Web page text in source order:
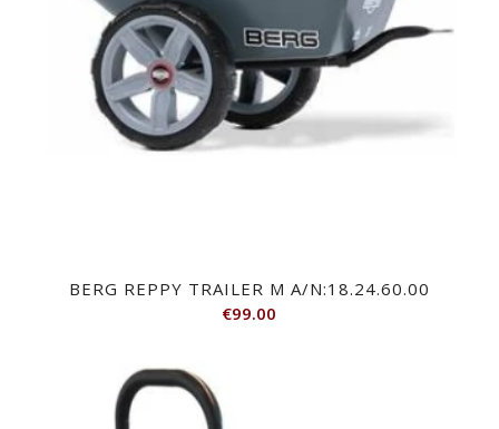
BERG REPPY TRAILER M A/N:18.24.60.00
€99.00